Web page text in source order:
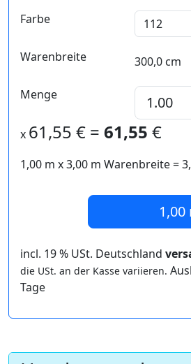
Farbe
Warenbreite 300,0 cm
Menge
x 61,55 € = 61,55 €
1,00 m x3,00 m Warenbreite =
1,00
incl. 19 % USt. Deutschland
die USt. an der Kasse variieren.
Tage